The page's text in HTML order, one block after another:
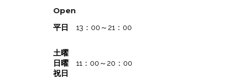
Open
平日 13：00～21：00
土曜
日曜 11：00～20：00
祝日